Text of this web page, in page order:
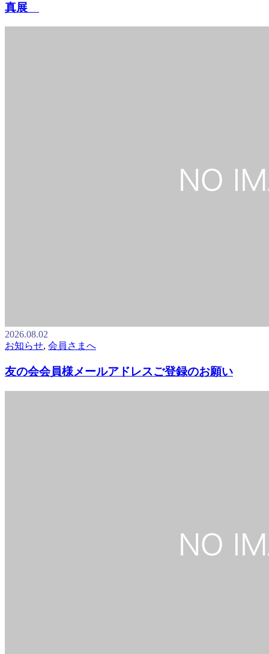
真展
2026.08.02
お知らせ, 会員さまへ
友の会会員様メールアドレスご登録のお願い